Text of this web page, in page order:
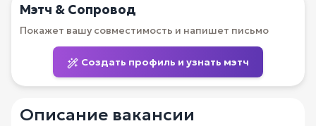
Мэтч & Сопровод
Покажет вашу совместимость и напишет письмо
Создать профиль и узнать мэтч
Описание вакансии